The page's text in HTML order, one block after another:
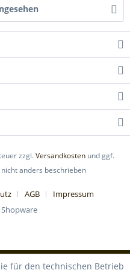
zzgl.Versandkosten und ggf.
anders beschrieben
AGB
Impressum
für den technischen Betrieb